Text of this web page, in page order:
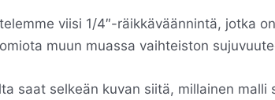
viisi 1/4″-räikkäväännintä, jotka
muun muassa vaihteiston
saat selkeän kuvan siitä, millainen